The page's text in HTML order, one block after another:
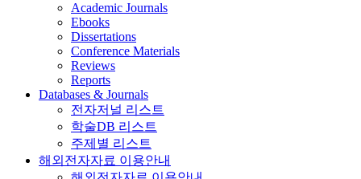
Academic Journals
Ebooks
Dissertations
Conference Materials
Reviews
Reports
Databases & Journals
전자저널 리스트
학술DB 리스트
주제별 리스트
해외전자자료 이용안내